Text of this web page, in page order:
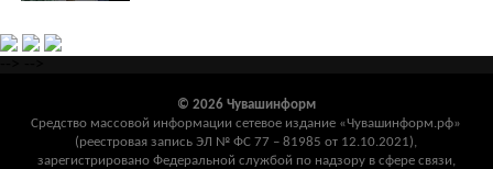
© 2026 Чувашинформ
Средство массовой информации сетевое издание «Чувашинформ.рф»
(реестровая запись ЭЛ № ФС 77 – 81985 от 12.10.2021),
зарегистрировано Федеральной службой по надзору в сфере связи,